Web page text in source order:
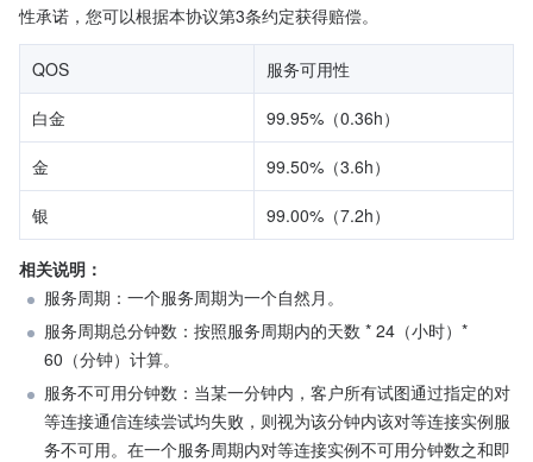
性承诺，您可以根据本协议第3条约定获得赔偿。
QOS 服务可用性
白金 99.95%（0.36h）
金 99.50%（3.6h）
银 99.00%（7.2h）
相关说明：
服务周期：一个服务周期为一个自然月。
服务周期总分钟数：按照服务周期内的天数 * 24（小时）*
60（分钟）计算。
服务不可用分钟数：当某一分钟内，客户所有试图通过指定的对
等连接通信连续尝试均失败，则视为该分钟内该对等连接实例服
务不可用。在一个服务周期内对等连接实例不可用分钟数之和即